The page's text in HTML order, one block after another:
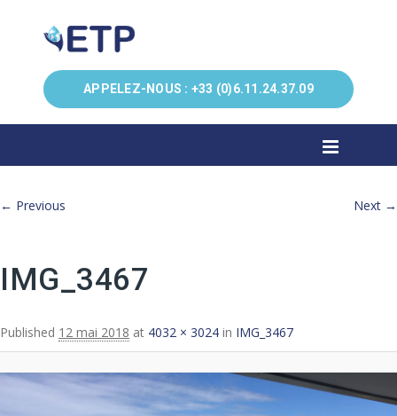
APPELEZ-NOUS : +33 (0)6.11.24.37.09
Image navigation
← Previous Next →
IMG_3467
Published 12 mai 2018 at 4032 × 3024 in IMG_3467